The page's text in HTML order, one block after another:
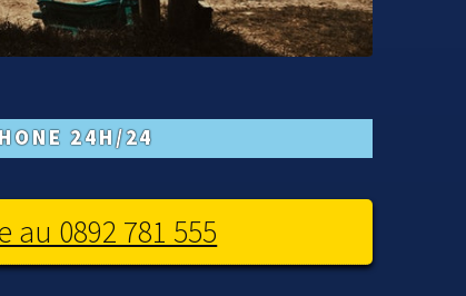
24H/24
au 0892 781 555